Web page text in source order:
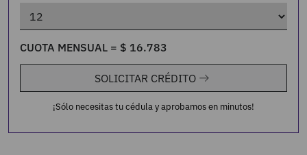
CUOTA MENSUAL = $ 16.783
SOLICITAR CRÉDITO
¡Sólo necesitas tu cédula y aprobamos en minutos!